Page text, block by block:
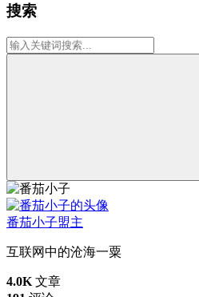
搜索
番茄小子盟主
互联网中的沧海一粟
4.0K 文章